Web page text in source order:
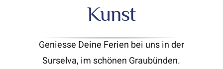
Kunst
Geniesse Deine Ferien bei uns in der
Surselva, im schönen Graubünden.